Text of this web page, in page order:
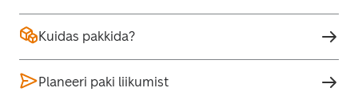
Kuidas pakkida?
Planeeri paki liikumist